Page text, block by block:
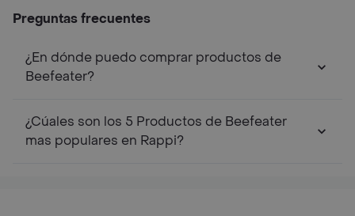
Preguntas frecuentes
¿En dónde puedo comprar productos de
Beefeater?
¿Cúales son los 5 Productos de Beefeater
mas populares en Rappi?